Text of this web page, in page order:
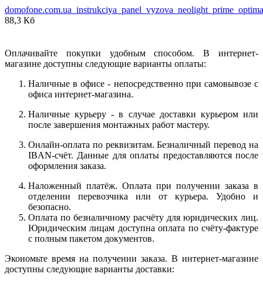
88,3 Кб
Оплачивайте покупки удобным способом. В интернет-
магазине доступны следующие варианты оплаты:
Наличные в офисе - непосредственно при самовывозе с
офиса интернет-магазина.
Наличные курьеру - в случае доставки курьером или
после завершения монтажных работ мастеру.
Онлайн-оплата по реквизитам. Безналичный перевод на
IBAN-счёт. Данные для оплаты предоставляются после
оформления заказа.
Наложенный платёж. Оплата при получении заказа в
отделении перевозчика или от курьера. Удобно и
безопасно.
Оплата по безналичному расчёту для юридических лиц.
Юридическим лицам доступна оплата по счёту-фактуре
с полным пакетом документов.
Экономьте время на получении заказа. В интернет-магазине
доступны следующие варианты доставки: